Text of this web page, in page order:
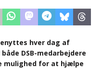
hver dag af
DSB-medarbejdere
mulighed for at hjælpe